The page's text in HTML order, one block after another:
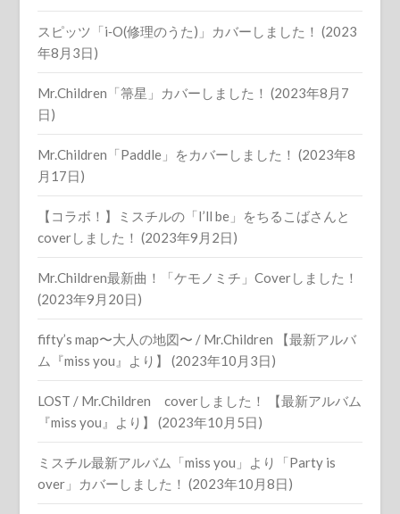
スピッツ「i‐O(修理のうた)」カバーしました！ (2023
年8月3日)
Mr.Children「箒星」カバーしました！ (2023年8月7
日)
Mr.Children「Paddle」をカバーしました！ (2023年8
月17日)
【コラボ！】ミスチルの「I’ll be」をちるこばさんと
coverしました！ (2023年9月2日)
Mr.Children最新曲！「ケモノミチ」Coverしました！
(2023年9月20日)
fifty’s map〜大人の地図〜 / Mr.Children 【最新アルバ
ム『miss you』より】 (2023年10月3日)
LOST / Mr.Children coverしました！ 【最新アルバム
『miss you』より】 (2023年10月5日)
ミスチル最新アルバム「miss you」より「Party is
over」カバーしました！ (2023年10月8日)